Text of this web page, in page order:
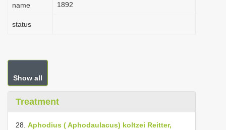
name
1892
status
Show all
Treatment
28. Aphodius ( Aphodaulacus) koltzei Reitter,